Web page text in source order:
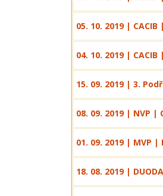
05. 10. 2019 |
04. 10. 2019 |
15. 09. 2019 | 3.
08. 09. 2019 | NVP |
01. 09. 2019 | MVP |
18. 08. 2019 |